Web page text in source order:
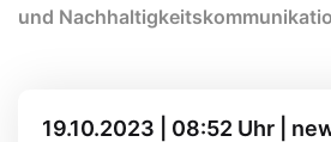
und
19.10.2023 | 08:52 Uhr |